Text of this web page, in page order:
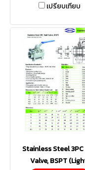
เปรียบเทียบ
Stainless Steel
Valve, BSPT